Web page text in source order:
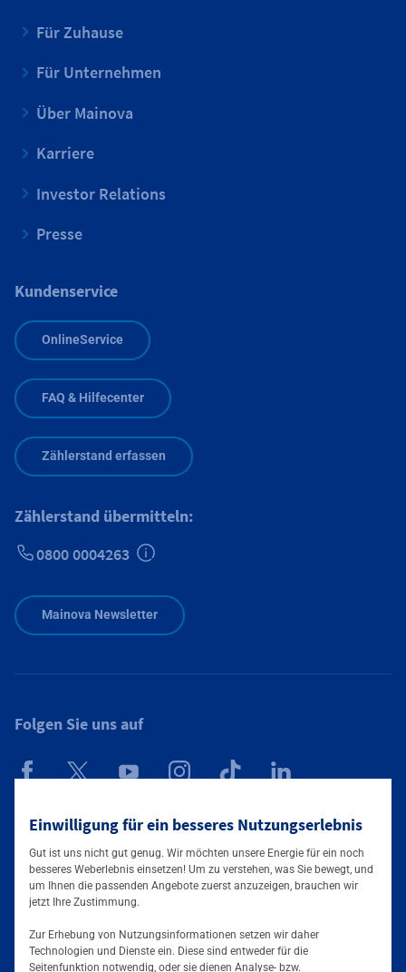
Einwilligung für ein besseres Nutzungserlebnis
Gut ist uns nicht gut genug. Wir möchten unsere Energie für ein noch
besseres Weberlebnis einsetzen! Um zu verstehen, was Sie bewegt, und
um Ihnen die passenden Angebote zuerst anzuzeigen, brauchen wir
jetzt Ihre Zustimmung.
Zur Erhebung von Nutzungsinformationen setzen wir daher
Technologien und Dienste ein. Diese sind entweder für die
Seitenfunktion notwendig, oder sie dienen Analyse- bzw.
Für Zuhause
Für Unternehmen
Über Mainova
Karriere
Investor Relations
Presse
Kundenservice
OnlineService
FAQ & Hilfecenter
Zählerstand erfassen
Zählerstand übermitteln:
0800 0004263
Mainova Newsletter
Folgen Sie uns auf
Mainova App